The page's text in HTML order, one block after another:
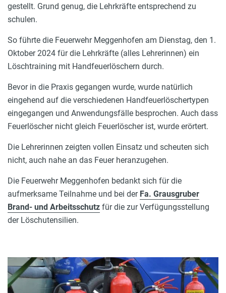
gestellt. Grund genug, die Lehrkräfte entsprechend zu
schulen.
So führte die Feuerwehr Meggenhofen am Dienstag, den 1.
Oktober 2024 für die Lehrkräfte (alles Lehrerinnen) ein
Löschtraining mit Handfeuerlöschern durch.
Bevor in die Praxis gegangen wurde, wurde natürlich
eingehend auf die verschiedenen Handfeuerlöschertypen
eingegangen und Anwendungsfälle besprochen. Auch dass
Feuerlöscher nicht gleich Feuerlöscher ist, wurde erörtert.
Die Lehrerinnen zeigten vollen Einsatz und scheuten sich
nicht, auch nahe an das Feuer heranzugehen.
Die Feuerwehr Meggenhofen bedankt sich für die
aufmerksame Teilnahme und bei der Fa. Grausgruber
Brand- und Arbeitsschutz für die zur Verfügungsstellung
der Löschutensilien.